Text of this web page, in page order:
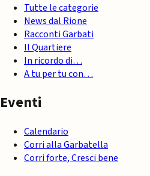
Tutte le categorie
News dal Rione
Racconti Garbati
Il Quartiere
In ricordo di…
A tu per tu con…
Eventi
Calendario
Corri alla Garbatella
Corri forte, Cresci bene